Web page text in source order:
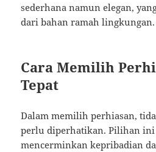
sederhana namun elegan,
dari bahan ramah lingkungan.
Cara Memilih
Tepat
Dalam memilih perhiasan,
perlu diperhatikan. Pilihan ini
mencerminkan kepribadian